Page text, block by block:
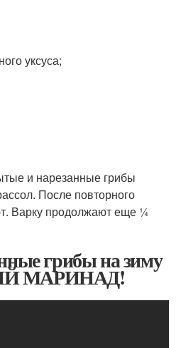
уксуса;
и нарезанные грибы
После повторного
Варку продолжают еще ¼
грибы на зиму
МАРИНАД!